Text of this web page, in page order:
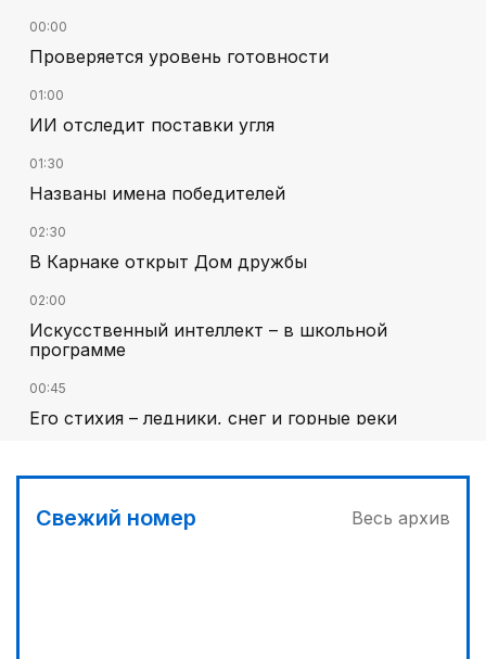
00:00
Проверяется уровень готовности
01:00
ИИ отследит поставки угля
01:30
Названы имена победителей
02:30
В Карнаке открыт Дом дружбы
02:00
Искусственный интеллект – в школьной
программе
00:45
Его стихия – ледники, снег и горные реки
Челлендж в Вооруженных силах
01:40
Свежий номер Весь архив